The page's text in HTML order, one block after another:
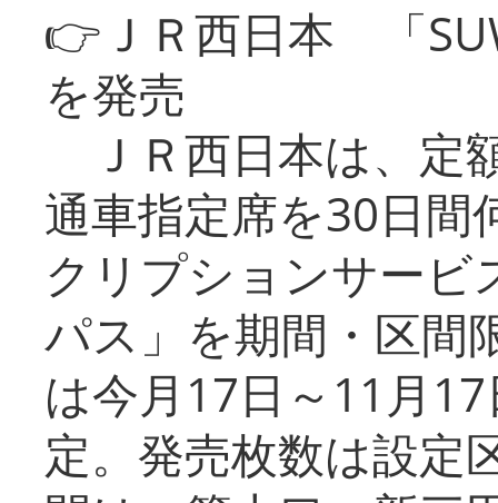
👉ＪＲ西日本 「
を発売
ＪＲ西日本は、定
通車指定席を30日間
クリプションサービ
パス」を期間・区間
は今月17日～11月
定。発売枚数は設定